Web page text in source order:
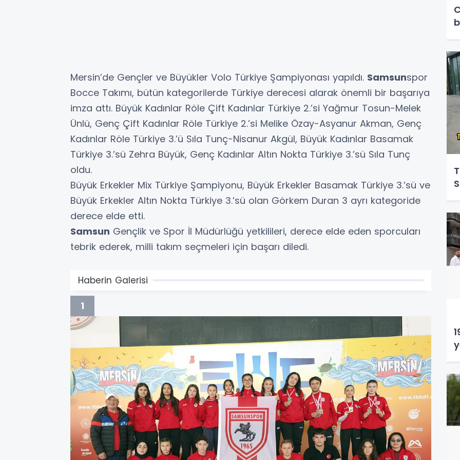
Mersin’de Gençler ve Büyükler Volo Türkiye Şampiyonası yapıldı. Samsunspor
Bocce Takımı, bütün kategorilerde Türkiye derecesi alarak önemli bir başarıya
imza attı. Büyük Kadınlar Röle Çift Kadınlar Türkiye 2.’si Yağmur Tosun-Melek
Ünlü, Genç Çift Kadınlar Röle Türkiye 2.’si Melike Özay-Asyanur Akman, Genç
Kadınlar Röle Türkiye 3.’ü Sıla Tunç-Nisanur Akgül, Büyük Kadınlar Basamak
Türkiye 3.’sü Zehra Büyük, Genç Kadınlar Altın Nokta Türkiye 3.’sü Sıla Tunç
oldu.
Büyük Erkekler Mix Türkiye Şampiyonu, Büyük Erkekler Basamak Türkiye 3.’sü ve
Büyük Erkekler Altın Nokta Türkiye 3.’sü olan Görkem Duran 3 ayrı kategoride
derece elde etti.
Samsun Gençlik ve Spor İl Müdürlüğü yetkilileri, derece elde eden sporcuları
tebrik ederek, milli takım seçmeleri için başarı diledi.
Haberin Galerisi
1